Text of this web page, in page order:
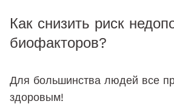
Как снизить риск
биофакторов?
Для большинства людей все
здоровым!